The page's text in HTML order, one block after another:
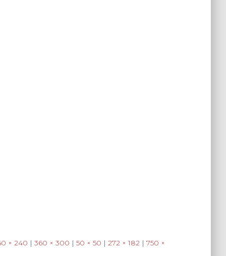
× 240 | 360 × 300 | 50 × 50 | 272 × 182 | 750 ×